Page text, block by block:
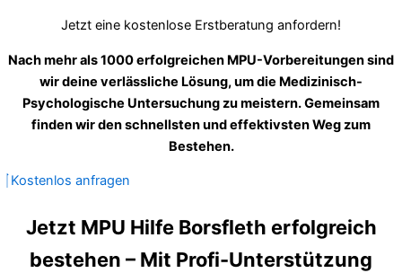
Jetzt eine kostenlose Erstberatung anfordern!
Nach mehr als 1000 erfolgreichen MPU-Vorbereitungen sind
wir deine verlässliche Lösung, um die Medizinisch-
Psychologische Untersuchung zu meistern. Gemeinsam
finden wir den schnellsten und effektivsten Weg zum
Bestehen.
Kostenlos anfragen
Jetzt MPU Hilfe Borsfleth erfolgreich
bestehen – Mit Profi-Unterstützung